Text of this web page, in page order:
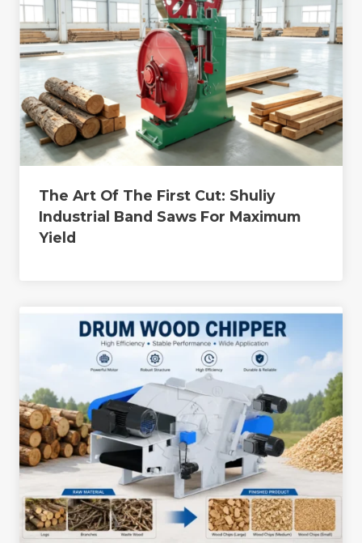
The Art Of The First Cut: Shuliy
Industrial Band Saws For Maximum
Yield